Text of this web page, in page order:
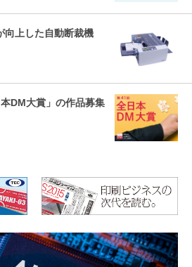
向上した自動断裁機
DM大賞」の作品募集